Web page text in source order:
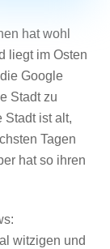
hat wohl
liegt im Osten
Google
Stadt zu
Stadt ist alt,
Tagen
hat so ihren
witzigen und